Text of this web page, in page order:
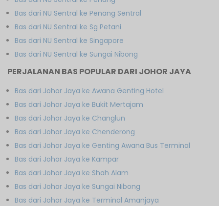
Bas dari NU Sentral ke Penang Sentral
Bas dari NU Sentral ke Sg Petani
Bas dari NU Sentral ke Singapore
Bas dari NU Sentral ke Sungai Nibong
PERJALANAN BAS POPULAR DARI JOHOR JAYA
Bas dari Johor Jaya ke Awana Genting Hotel
Bas dari Johor Jaya ke Bukit Mertajam
Bas dari Johor Jaya ke Changlun
Bas dari Johor Jaya ke Chenderong
Bas dari Johor Jaya ke Genting Awana Bus Terminal
Bas dari Johor Jaya ke Kampar
Bas dari Johor Jaya ke Shah Alam
Bas dari Johor Jaya ke Sungai Nibong
Bas dari Johor Jaya ke Terminal Amanjaya